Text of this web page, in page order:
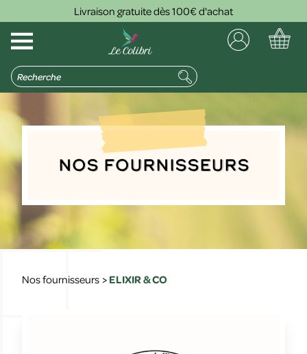
Livraison gratuite dès 100€ d'achat
Nos Fournisseurs
Nos fournisseurs > ELIXIR & CO